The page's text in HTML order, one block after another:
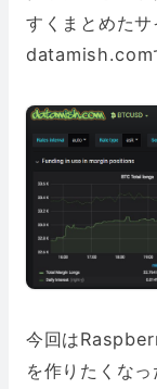
すくまとめた
datamish.com
今回は
を作りたくな